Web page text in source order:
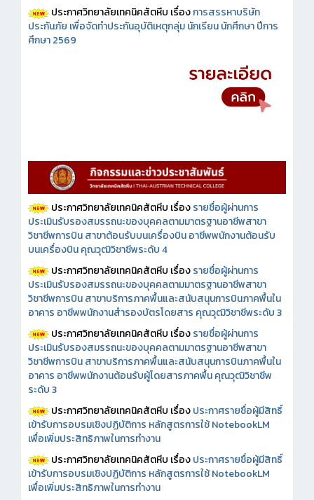
ประกาศวิทยาลัยเทคนิคสัตหีบ เรื่องการสรรหาบริษัท
ประกันภัย เพื่อจัดทำประกันอุบัติเหตุกลุ่ม นักเรียน นักศึกษา ปีการ
ศึกษา 2569
ประกาศวิทยาลัยเทคนิคสัตหีบ เรื่องรายชื่อผู้ผ่านการ
ประเมินรับรองสมรรถนะของบุคคลตามมาตรฐานอาชีพสาขา
วิชาชีพการบิน สาขาต้อนรับบนเครื่องบิน อาชีพพนักงานต้อนรับ
บนเครื่องบิน คุณวุฒิวิชาชีพระดับ 4
ประกาศวิทยาลัยเทคนิคสัตหีบ เรื่องรายชื่อผู้ผ่านการ
ประเมินรับรองสมรรถนะของบุคคลตามมาตรฐานอาชีพสาขา
วิชาชีพการบิน สาขาบริการภาคพื้นและสนับสนุนการบินภาคพื้นใน
อาคาร อาชีพพนักงานสำรองบัตรโดยสาร คุณวุฒิวิชาชีพระดับ 3
ประกาศวิทยาลัยเทคนิคสัตหีบ เรื่องรายชื่อผู้ผ่านการ
ประเมินรับรองสมรรถนะของบุคคลตามมาตรฐานอาชีพสาขา
วิชาชีพการบิน สาขาบริการภาคพื้นและสนับสนุนการบินภาคพื้นใน
อาคาร อาชีพพนักงานต้อนรับผู้โดยสารภาคพื้น คุณวุฒิวิชาชีพ
ระดับ 3
ประกาศวิทยาลัยเทคนิคสัตหีบ เรื่องประกาศรายชื่อผู้มีสิทธิ์
เข้ารับการอบรมเชิงปฏิบัติการ หลักสูตรการใช้ NotebookLM
เพื่อเพิ่มประสิทธิภาพในการทำงาน
ประกาศวิทยาลัยเทคนิคสัตหีบ เรื่องประกาศรายชื่อผู้มีสิทธิ์
เข้ารับการอบรมเชิงปฏิบัติการ หลักสูตรการใช้ NotebookLM
เพื่อเพิ่มประสิทธิภาพในการทำงาน